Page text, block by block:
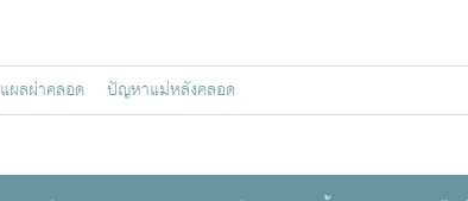
แผลผ่าคลอด ปัญหาแม่หลังคลอด